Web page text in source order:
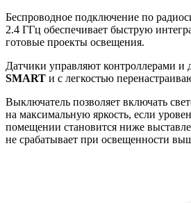
Беспроводное подключение по
2.4 ГГц обеспечивает быструю
готовые проекты освещения.
Датчики управляют контроллерами и
SMART и с легкостью
Выключатель позволяет включать
на максимальную яркость, если
помещении становится ниже
не срабатывает при освещенности